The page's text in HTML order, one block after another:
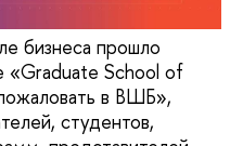
бизнеса прошло
«Graduate School of
в ВШБ»,
студентов,